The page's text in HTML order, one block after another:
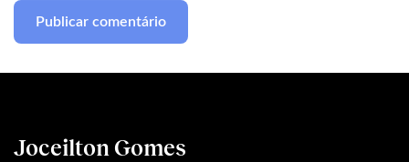
Joceilton Gomes